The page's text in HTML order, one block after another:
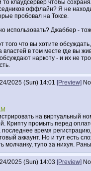
то клаудсервер чтобы
оффлайн? Я не
пробовал на Токсе.
использовать? Джаббер -
того что вы хотите
властей в том месте где вы
наркоту - и их не
2025 (Sun) 14:01 [Preview]
на виртуальный
Крипту промыть перед
последнее время
аккаунт. Но и тут есть
молчанку, тупо за нихуя.
2025 (Sun) 14:03 [Preview]